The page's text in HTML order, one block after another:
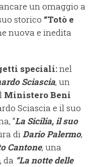
un omaggio a
storico “Totò e
nuova e inedita
speciali:nel
Sciascia, un
Ministero Beni
Sciascia e il suo
“La Sicilia, il suo
diDario Palermo,
Cantone, una
, da “La notte delle